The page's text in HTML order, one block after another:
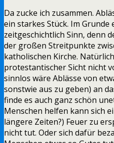
Da zucke ich zusammen.
ein starkes Stück. Im
zeitgeschichtlich Sinn, denn
der großen Streitpunkte
katholischen Kirche.
protestantischer Sicht nicht
sinnlos wäre Ablässe von
sonstwie aus zu geben) an
finde es auch ganz schön
Menschen helfen kann sich
längere Zeiten?) Feuer zu
nicht tut. Oder sich dafür